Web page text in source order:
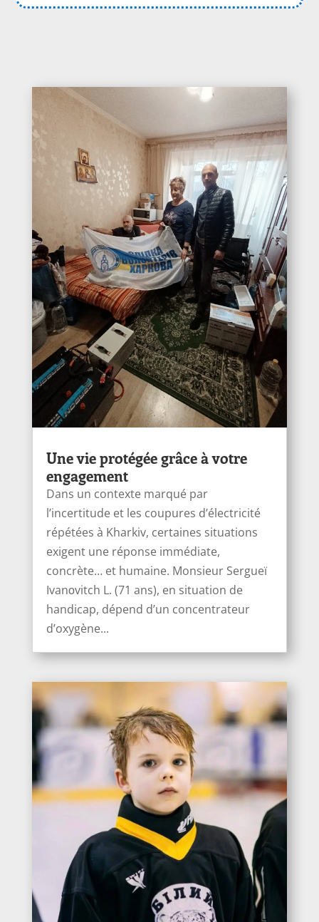
Une vie protégée grâce à votre
engagement
Dans un contexte marqué par
l’incertitude et les coupures d’électricité
répétées à Kharkiv, certaines situations
exigent une réponse immédiate,
concrète… et humaine. Monsieur Sergueï
Ivanоvitch L. (71 ans), en situation de
handicap, dépend d’un concentrateur
d’oxygène...